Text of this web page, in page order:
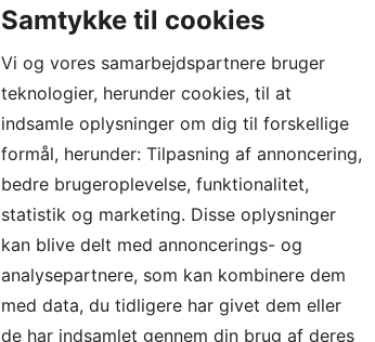
Samtykke til cookies
Vi og vores samarbejdspartnere bruger
teknologier, herunder cookies, til at
indsamle oplysninger om dig til forskellige
formål, herunder: Tilpasning af annoncering,
bedre brugeroplevelse, funktionalitet,
statistik og marketing. Disse oplysninger
kan blive delt med annoncerings- og
analysepartnere, som kan kombinere dem
med data, du tidligere har givet dem eller
de har indsamlet gennem din brug af deres